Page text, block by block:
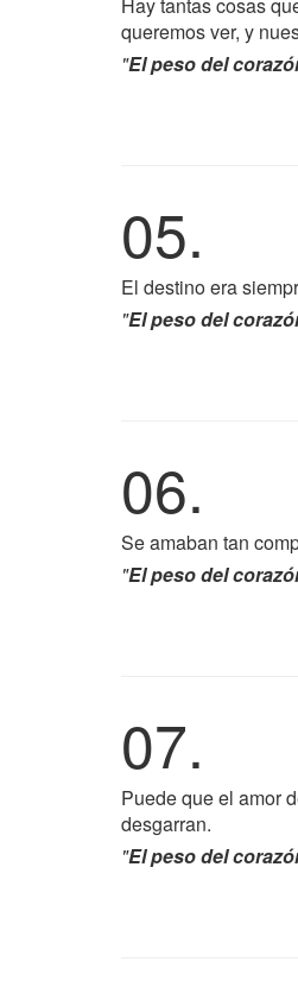
queremos ver, y
"El peso del
05.
El destino era
"El peso del
06.
Se amaban tan
"El peso del
07.
Puede que el amor
desgarran.
"El peso del